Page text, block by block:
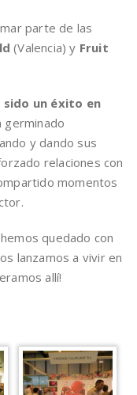
parte de las
(Valencia) y Fruit
sido un éxito en
germinado
y dando sus
relaciones con
momentos
quedado con
lanzamos a vivir en
allí!